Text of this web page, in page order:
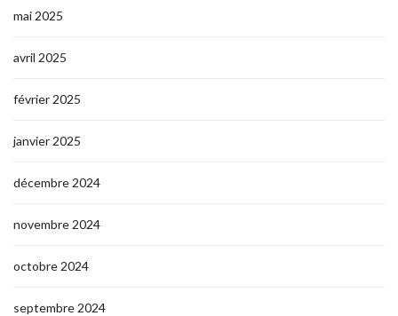
mai 2025
avril 2025
février 2025
janvier 2025
décembre 2024
novembre 2024
octobre 2024
septembre 2024